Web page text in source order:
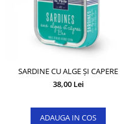
SARDINE CU ALGE ȘI CAPERE
38,00 Lei
ADAUGA IN COS